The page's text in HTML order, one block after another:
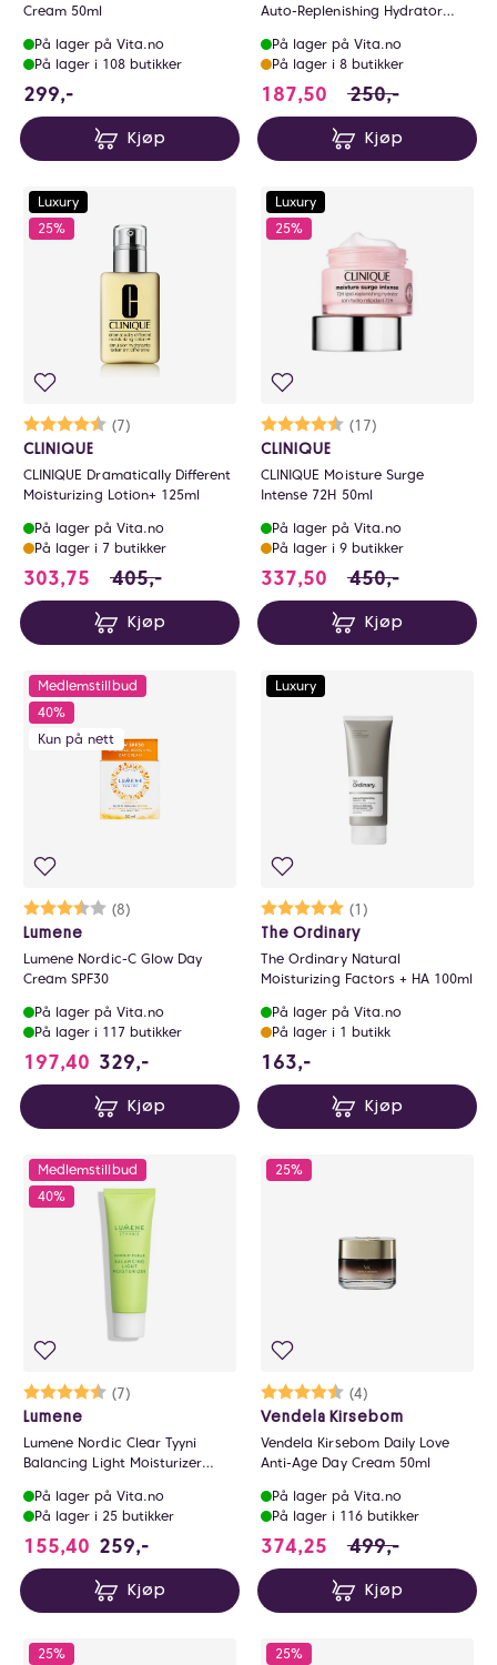
Cream 50ml
På lager på Vita.no
På lager i 108 butikker
299,-
Kjøp
Auto-Replenishing Hydrator
På lager på Vita.no
På lager i 8 butikker
187,50 187.5 i stedet for
250,-
Kjøp
Luxury
25%
Karakter:
(7)
4.9 av 5 mulige
CLINIQUE
CLINIQUE Dramatically Different
Moisturizing Lotion+ 125ml
På lager på Vita.no
På lager i 7 butikker
303,75 303.75 i stedet for 405 NOK, du sparer
405,-
Kjøp
Luxury
25%
Karakter:
(17)
4.6 av 5 mulige
CLINIQUE
CLINIQUE Moisture Surge
Intense 72H 50ml
På lager på Vita.no
På lager i 9 butikker
337,50 337.5 i stedet for
450,-
Kjøp
Medlemstillbud
40%
Kun på nett
Karakter:
(8)
3.9 av 5 mulige
Lumene
Lumene Nordic-C Glow Day
Cream SPF30
På lager på Vita.no
På lager i 117 butikker
197,40 329,-
Kjøp
Luxury
Karakter:
(1)
5.0 av 5 mulige
The Ordinary
The Ordinary Natural
Moisturizing Factors + HA 100ml
På lager på Vita.no
På lager i 1 butikk
163,-
Kjøp
Medlemstillbud
40%
Karakter:
(7)
4.4 av 5 mulige
Lumene
Lumene Nordic Clear Tyyni
Balancing Light Moisturizer
På lager på Vita.no
På lager i 25 butikker
155,40 259,-
Kjøp
25%
Karakter:
(4)
4.3 av 5 mulige
Vendela Kirsebom
Vendela Kirsebom Daily Love
Anti-Age Day Cream 50ml
På lager på Vita.no
På lager i 116 butikker
374,25 374.25 i stedet
499,-
Kjøp
25% 25%